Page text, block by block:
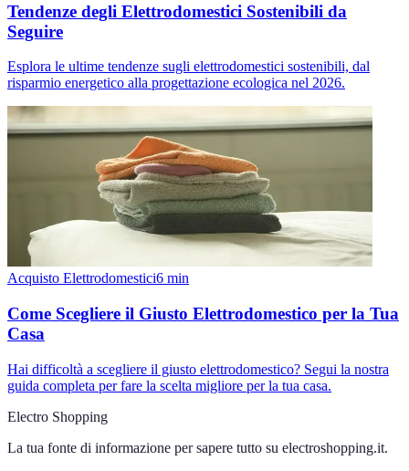
Tendenze degli Elettrodomestici Sostenibili da
Seguire
Esplora le ultime tendenze sugli elettrodomestici sostenibili, dal
risparmio energetico alla progettazione ecologica nel 2026.
Acquisto Elettrodomestici6 min
Come Scegliere il Giusto Elettrodomestico per la Tua
Casa
Hai difficoltà a scegliere il giusto elettrodomestico? Segui la nostra
guida completa per fare la scelta migliore per la tua casa.
Electro Shopping
La tua fonte di informazione per sapere tutto su electroshopping.it.